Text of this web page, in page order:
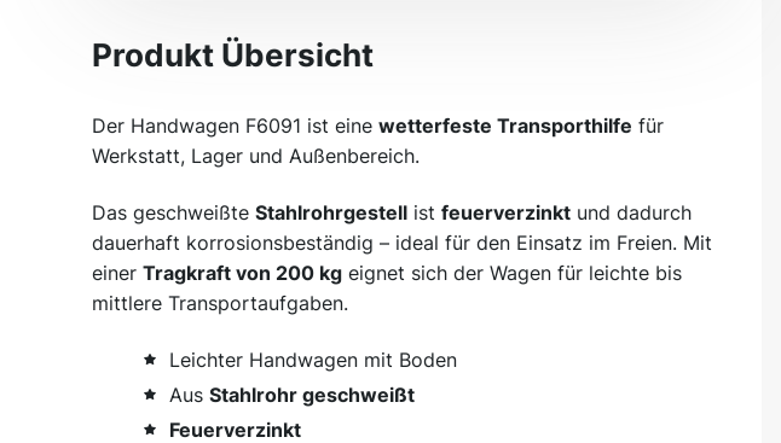
Produkt Übersicht
Der Handwagen F6091 ist eine wetterfeste Transporthilfe für
Werkstatt, Lager und Außenbereich.
Das geschweißte Stahlrohrgestell ist feuerverzinkt und dadurch
dauerhaft korrosionsbeständig – ideal für den Einsatz im Freien. Mit
einer Tragkraft von 200 kg eignet sich der Wagen für leichte bis
mittlere Transportaufgaben.
Leichter Handwagen mit Boden
Aus Stahlrohr geschweißt
Feuerverzinkt